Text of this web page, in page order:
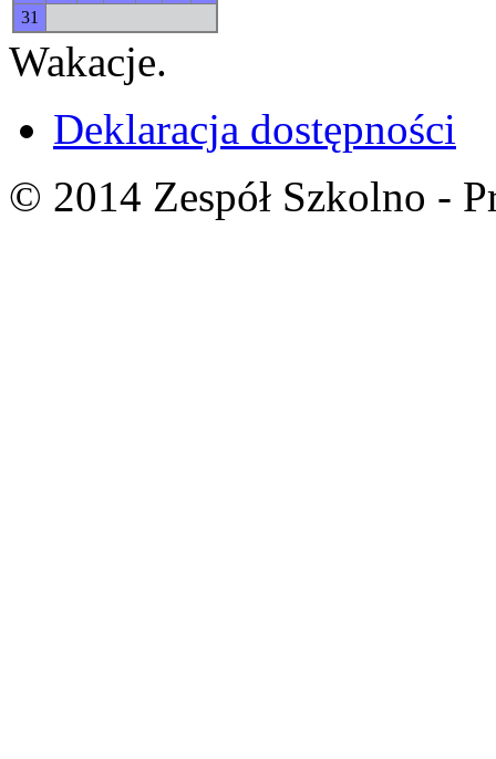
31
Wakacje.
Deklaracja dostępności
© 2014 Zespół Szkolno -